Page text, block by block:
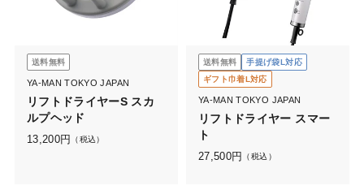
送料無料
YA-MAN TOKYO JAPAN
リフトドライヤーS スカ
ルプヘッド
13,200円 （税込）
送料無料
手提げ袋L対応
ギフト巾着L対応
YA-MAN TOKYO JAPAN
リフトドライヤー スマー
ト
27,500円 （税込）